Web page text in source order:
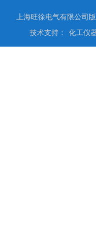
上海旺徐电气有限公司
技术支持：
化工仪